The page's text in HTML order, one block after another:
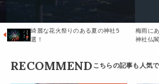
綺麗な花火祭りのある夏の神社5
選！
梅雨に
神社仏
RECOMMEND